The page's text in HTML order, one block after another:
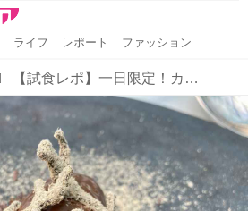
ライフ レポート ファッション
【試食レポ】一日限定！カカオの一生に寄り添い、味わい尽くす。フォトジェニック空間で、デザートとドリンクのペアリング体験！